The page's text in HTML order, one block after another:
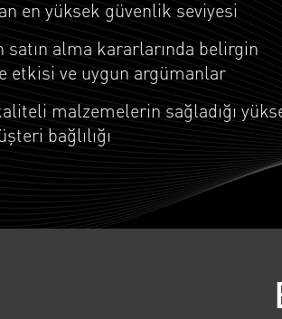
en yüksek güvenlik seviyesi
alma kararlarında belirgin
etkisi ve uygun argümanlar
malzemelerin sağladığı
bağlılığı